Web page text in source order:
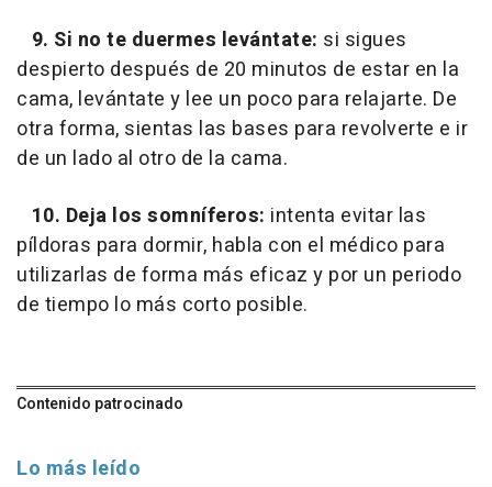
9. Si no te duermes levántate: si sigues
despierto después de 20 minutos de estar en la
cama, levántate y lee un poco para relajarte. De
otra forma, sientas las bases para revolverte e ir
de un lado al otro de la cama.
10. Deja los somníferos: intenta evitar las
píldoras para dormir, habla con el médico para
utilizarlas de forma más eficaz y por un periodo
de tiempo lo más corto posible.
Contenido patrocinado
Lo más leído